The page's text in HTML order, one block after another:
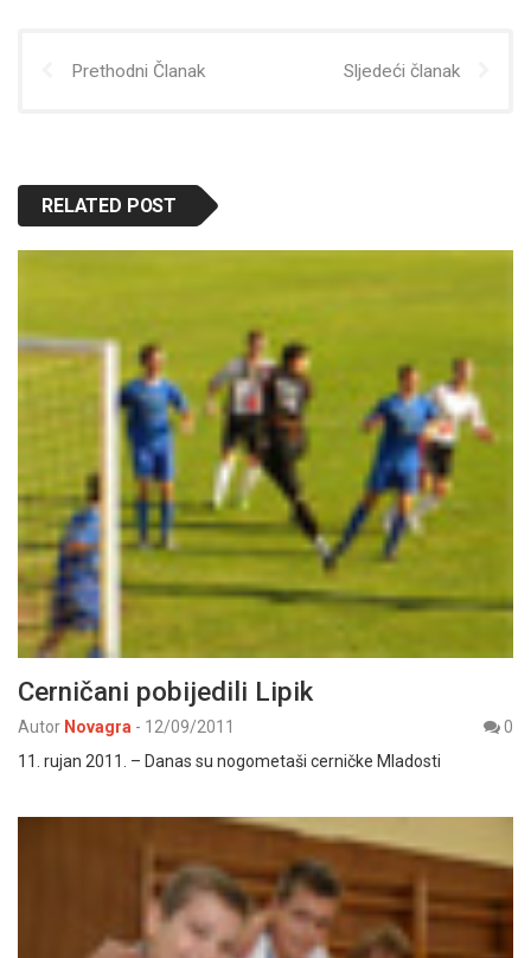
Prethodni Članak Sljedeći članak
RELATED POST
Cerničani pobijedili Lipik
Autor Novagra - 12/09/2011
0
11. rujan 2011. – Danas su nogometaši cerničke Mladosti